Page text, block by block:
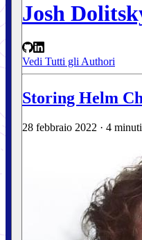
Josh
Vedi Tutti gli Authori
Storing Helm
28 febbraio 2022 · 4